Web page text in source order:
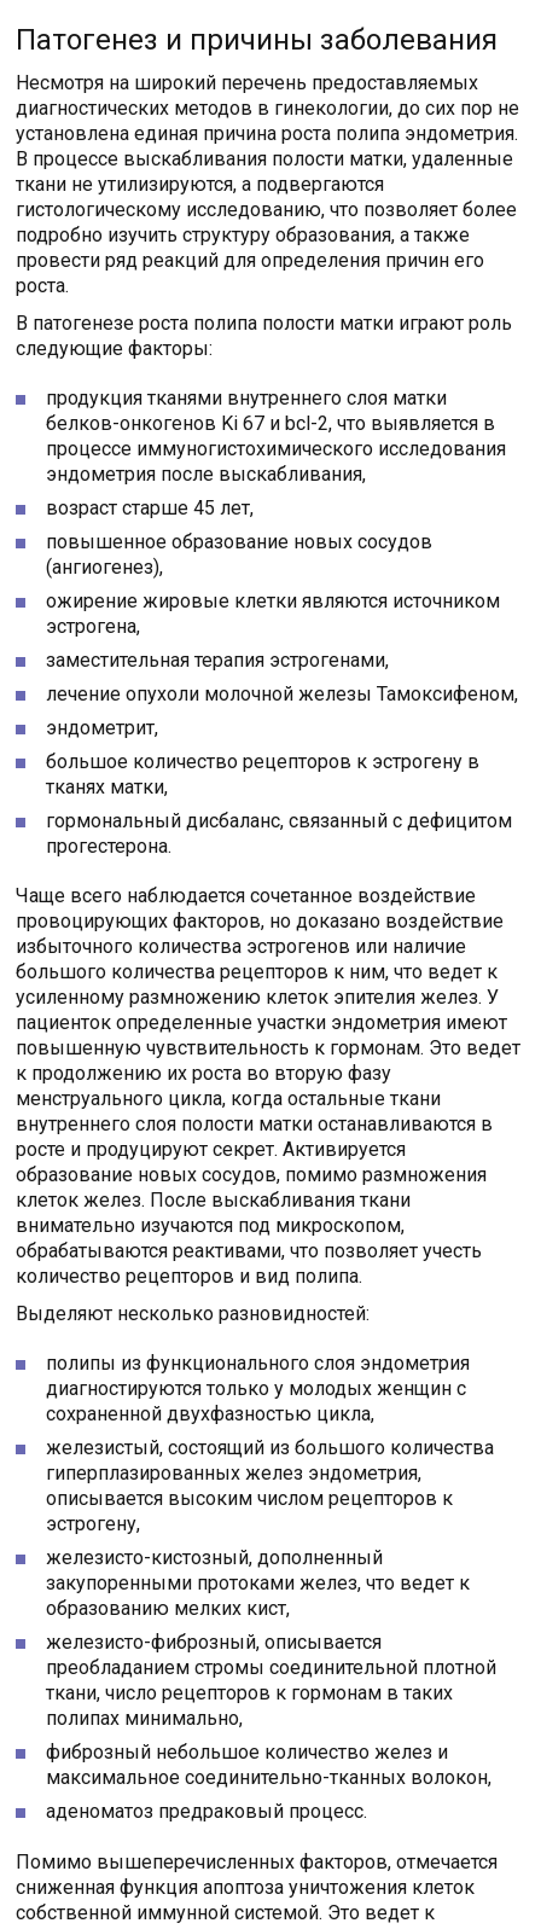
Патогенез и причины заболевания
Несмотря на широкий перечень предоставляемых
диагностических методов в гинекологии, до сих пор не
установлена единая причина роста полипа эндометрия.
В процессе выскабливания полости матки, удаленные
ткани не утилизируются, а подвергаются
гистологическому исследованию, что позволяет более
подробно изучить структуру образования, а также
провести ряд реакций для определения причин его
роста.
В патогенезе роста полипа полости матки играют роль
следующие факторы:
продукция тканями внутреннего слоя матки
белков-онкогенов Ki 67 и bcl-2, что выявляется в
процессе иммуногистохимического исследования
эндометрия после выскабливания,
возраст старше 45 лет,
повышенное образование новых сосудов
(ангиогенез),
ожирение жировые клетки являются источником
эстрогена,
заместительная терапия эстрогенами,
лечение опухоли молочной железы Тамоксифеном,
эндометрит,
большое количество рецепторов к эстрогену в
тканях матки,
гормональный дисбаланс, связанный с дефицитом
прогестерона.
Чаще всего наблюдается сочетанное воздействие
провоцирующих факторов, но доказано воздействие
избыточного количества эстрогенов или наличие
большого количества рецепторов к ним, что ведет к
усиленному размножению клеток эпителия желез. У
пациенток определенные участки эндометрия имеют
повышенную чувствительность к гормонам. Это ведет
к продолжению их роста во вторую фазу
менструального цикла, когда остальные ткани
внутреннего слоя полости матки останавливаются в
росте и продуцируют секрет. Активируется
образование новых сосудов, помимо размножения
клеток желез. После выскабливания ткани
внимательно изучаются под микроскопом,
обрабатываются реактивами, что позволяет учесть
количество рецепторов и вид полипа.
Выделяют несколько разновидностей:
полипы из функционального слоя эндометрия
диагностируются только у молодых женщин с
сохраненной двухфазностью цикла,
железистый, состоящий из большого количества
гиперплазированных желез эндометрия,
описывается высоким числом рецепторов к
эстрогену,
железисто-кистозный, дополненный
закупоренными протоками желез, что ведет к
образованию мелких кист,
железисто-фиброзный, описывается
преобладанием стромы соединительной плотной
ткани, число рецепторов к гормонам в таких
полипах минимально,
фиброзный небольшое количество желез и
максимальное соединительно-тканных волокон,
аденоматоз предраковый процесс.
Помимо вышеперечисленных факторов, отмечается
сниженная функция апоптоза уничтожения клеток
собственной иммунной системой. Это ведет к